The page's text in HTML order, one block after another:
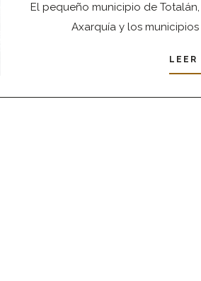
El pequeño municipio de
Axarquía y los
LEER